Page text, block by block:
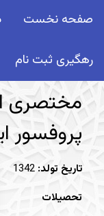
صفحه نخست
رهگیری ثبت نام
مختصری
پروفسور
تاریخ تولد: 1342
تحصیلات